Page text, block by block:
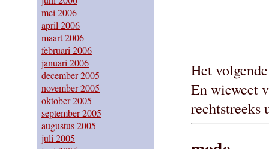
mei 2006
april 2006
maart 2006
februari 2006
januari 2006
december 2005
november 2005
oktober 2005
september 2005
augustus 2005
juli 2005
Het
En wieweet
rechtstreeks